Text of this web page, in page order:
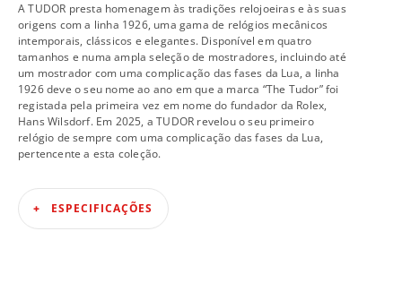
A TUDOR presta homenagem às tradições relojoeiras e às suas
origens com a linha 1926, uma gama de relógios mecânicos
intemporais, clássicos e elegantes. Disponível em quatro
tamanhos e numa ampla seleção de mostradores, incluindo até
um mostrador com uma complicação das fases da Lua, a linha
1926 deve o seu nome ao ano em que a marca “The Tudor” foi
registada pela primeira vez em nome do fundador da Rolex,
Hans Wilsdorf. Em 2025, a TUDOR revelou o seu primeiro
relógio de sempre com uma complicação das fases da Lua,
pertencente a esta coleção.
ESPECIFICAÇÕES